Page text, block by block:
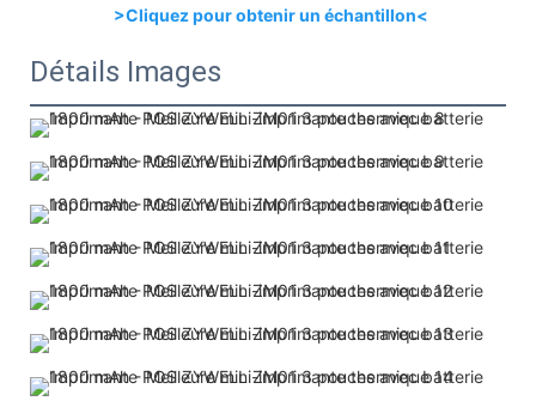
>Cliquez pour obtenir un échantillon<
Détails Images